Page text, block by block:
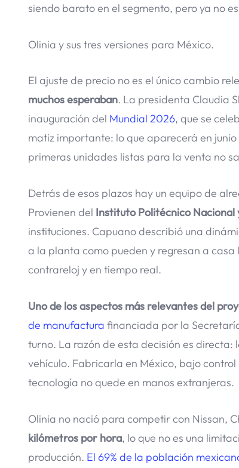
siendo barato en el segmento, pero ya no
Olinia y sus tres versiones para México.
El ajuste de precio no es el único cambio
muchos esperaban. La presidenta Claudia
inauguración del Mundial 2026, que se
matiz importante: lo que aparecerá en
primeras unidades listas para la venta no
Detrás de esos plazos hay un equipo de
Provienen del Instituto Politécnico Nacional
instituciones. Capuano describió una
a la planta como pueden y regresan a
contrareloj y en tiempo real.
Uno de los aspectos más relevantes del
de manufactura financiada por la
turno. La razón de esta decisión es
vehículo. Fabricarla en México, bajo
tecnología no quede en manos extranjeras.
Olinia no nació para competir con Nissan,
kilómetros por hora, lo que no es una
producción. El 69% de la población